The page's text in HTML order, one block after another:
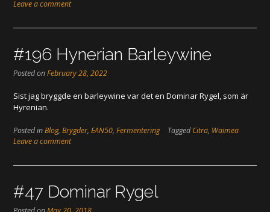
Leave a comment
#196 Hynerian Barleywine
Posted onFebruary 28, 2022
Sist jag bryggde en barleywine var det en Dominar Rygel, som är
Hyrenian.
Posted inBlog, Brygder, EAN50, Fermentering TaggedCitra, Waimea
Leave a comment
#47 Dominar Rygel